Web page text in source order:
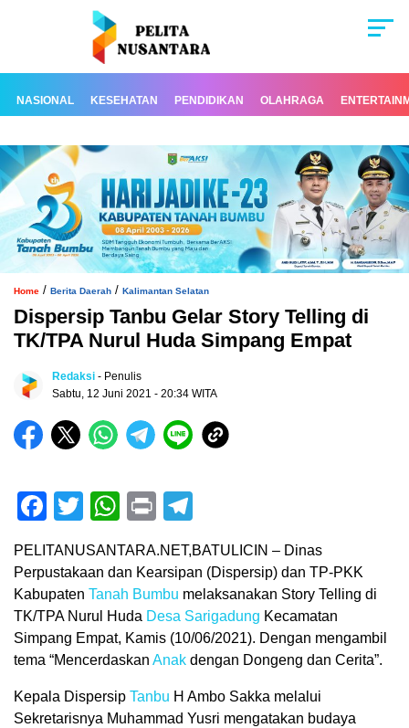
NASIONAL KESEHATAN PENDIDIKAN OLAHRAGA
Home / Berita Daerah / Kalimantan Selatan
Dispersip Tanbu Gelar Story Telling di
TK/TPA Nurul Huda Simpang Empat
Redaksi - Penulis
Sabtu, 12 Juni 2021 - 20:34 WITA
Facebook
TwitterWhatsApp
Print
PELITANUSANTARA.NET,BATULICIN – Dinas
Perpustakaan dan Kearsipan (Dispersip) dan TP-PKK
Kabupaten Tanah Bumbu melaksanakan Story Telling di
TK/TPA Nurul Huda Desa Sarigadung Kecamatan
Simpang Empat, Kamis (10/06/2021). Dengan mengambil
tema “Mencerdaskan Anak dengan Dongeng dan Cerita”.
Kepala Dispersip Tanbu H Ambo Sakka melalui
Sekretarisnya Muhammad Yusri mengatakan budaya